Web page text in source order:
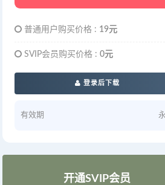
普通用户购买价格 : 19元
SVIP会员购买价格 : 0元
登录后下载
有效期
开通SVIP会员